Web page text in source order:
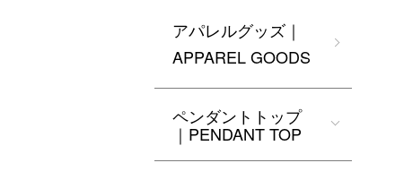
アパレルグッズ｜
APPAREL GOODS
ペンダントトップ
｜PENDANT TOP